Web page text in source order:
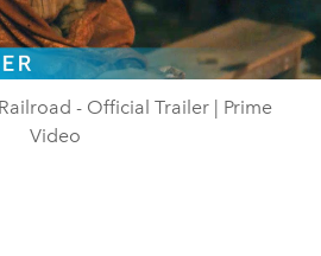
Video
- Official Trailer | Prime
Video